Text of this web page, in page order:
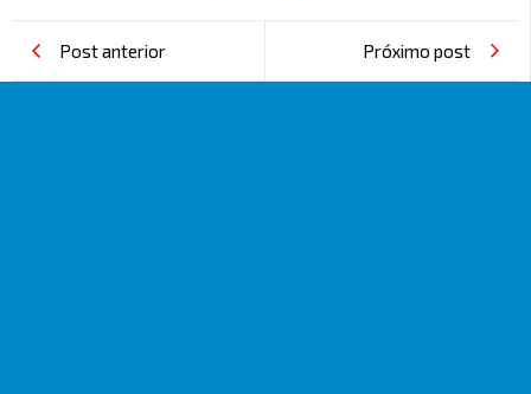
Post anterior Próximo post